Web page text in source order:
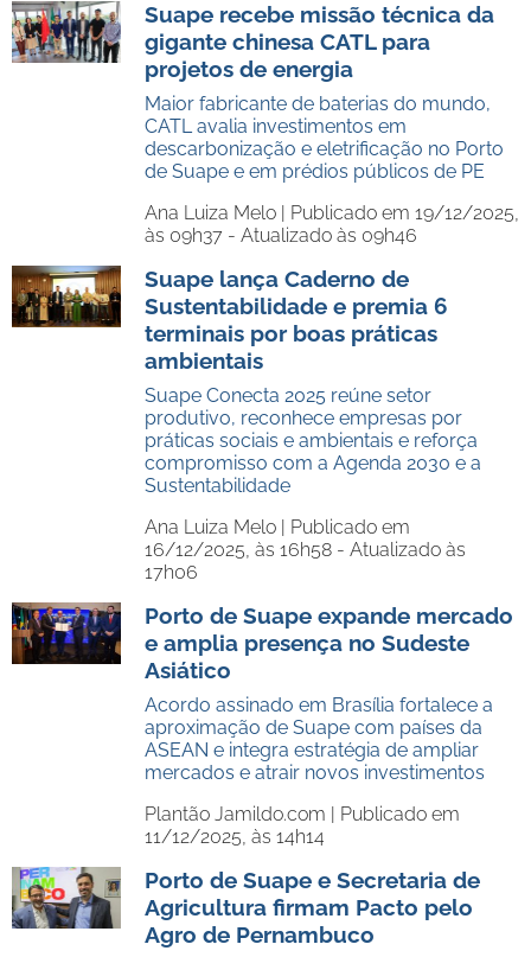
Suape recebe missão técnica da
gigante chinesa CATL para
projetos de energia
Maior fabricante de baterias do mundo,
CATL avalia investimentos em
descarbonização e eletrificação no Porto
de Suape e em prédios públicos de PE
Ana Luiza Melo | Publicado em 19/12/2025,
às 09h37 - Atualizado às 09h46
Suape lança Caderno de
Sustentabilidade e premia 6
terminais por boas práticas
ambientais
Suape Conecta 2025 reúne setor
produtivo, reconhece empresas por
práticas sociais e ambientais e reforça
compromisso com a Agenda 2030 e a
Sustentabilidade
Ana Luiza Melo | Publicado em
16/12/2025, às 16h58 - Atualizado às
17h06
Porto de Suape expande mercado
e amplia presença no Sudeste
Asiático
Acordo assinado em Brasília fortalece a
aproximação de Suape com países da
ASEAN e integra estratégia de ampliar
mercados e atrair novos investimentos
Plantão Jamildo.com | Publicado em
11/12/2025, às 14h14
Porto de Suape e Secretaria de
Agricultura firmam Pacto pelo
Agro de Pernambuco